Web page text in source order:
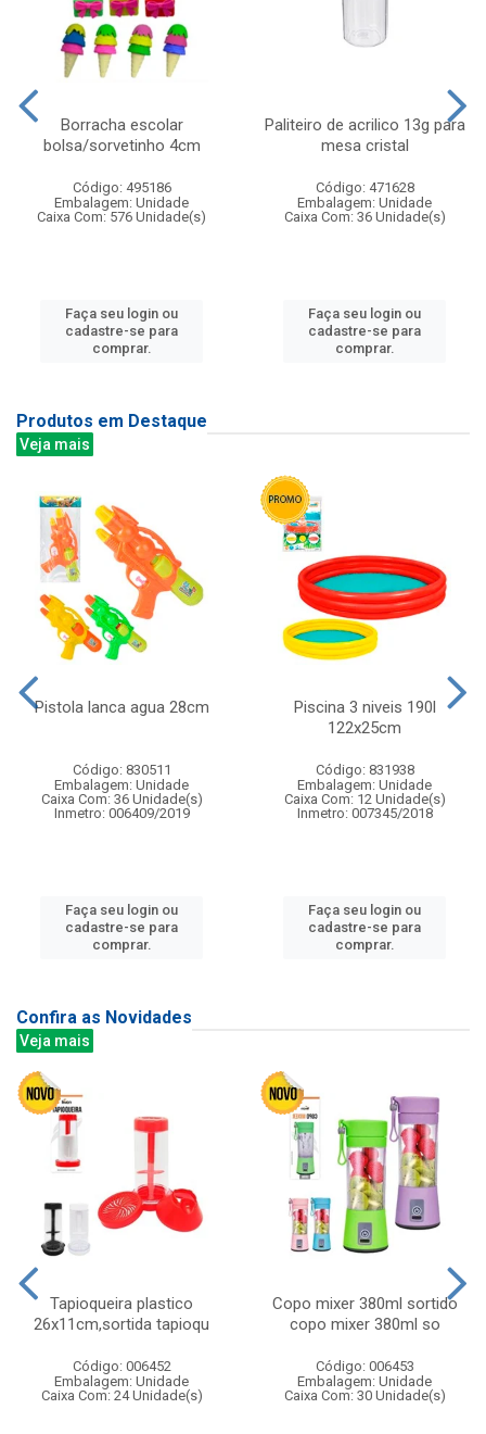
Borracha escolar
bolsa/sorvetinho 4cm
Código: 495186
Embalagem: Unidade
Caixa Com: 576 Unidade(s)
Faça seu login ou
cadastre-se para
comprar.
Paliteiro de acrilico 13g para
mesa cristal
Código: 471628
Embalagem: Unidade
Caixa Com: 36 Unidade(s)
Faça seu login ou
cadastre-se para
comprar.
Produtos em Destaque
Veja mais
Pistola lanca agua 28cm
Código: 830511
Embalagem: Unidade
Caixa Com: 36 Unidade(s)
Inmetro: 006409/2019
Faça seu login ou
cadastre-se para
comprar.
Piscina 3 niveis 190l
122x25cm
Código: 831938
Embalagem: Unidade
Caixa Com: 12 Unidade(s)
Inmetro: 007345/2018
Faça seu login ou
cadastre-se para
comprar.
Confira as Novidades
Veja mais
Tapioqueira plastico
26x11cm,sortida tapioqu
Código: 006452
Embalagem: Unidade
Caixa Com: 24 Unidade(s)
Copo mixer 380ml sortido
copo mixer 380ml so
Código: 006453
Embalagem: Unidade
Caixa Com: 30 Unidade(s)